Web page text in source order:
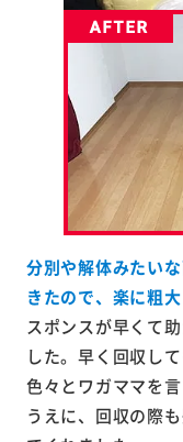
分別や解体みたい
きたので、楽に粗
スポンスが早くて
した。早く回収し
色々とワガママを
うえに、回収の際